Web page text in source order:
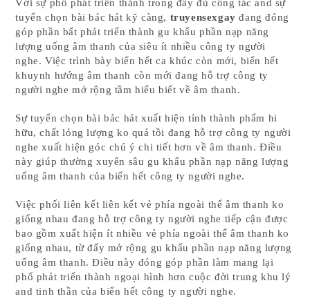
Với sự phổ phát triển thành trong đầy đủ công tác and sự
tuyển chọn bài bác hát kỹ càng, truyensexgay đang đóng
góp phần bất phát triển thành gu khẩu phần nạp năng
lượng uống âm thanh của siêu ít nhiều công ty người
nghe. Việc trình bày biển hết ca khúc còn mới, biển hết
khuynh hướng âm thanh còn mới đang hỗ trợ công ty
người nghe mở rộng tầm hiểu biết về âm thanh.
Sự tuyển chọn bài bác hát xuất hiện tính thành phẩm hi
hữu, chất lỏng lượng ko quá tồi đang hỗ trợ công ty người
nghe xuất hiện góc chú ý chi tiết hơn về âm thanh. Điều
này giúp thường xuyên sâu gu khẩu phần nạp năng lượng
uống âm thanh của biển hết công ty người nghe.
Việc phối liên kết liên kết vẻ phía ngoài thể âm thanh ko
giống nhau đang hỗ trợ công ty người nghe tiếp cận được
bao gồm xuất hiện ít nhiều vẻ phía ngoài thể âm thanh ko
giống nhau, từ đấy mở rộng gu khẩu phần nạp năng lượng
uống âm thanh. Điều này đóng góp phần làm mang lại
phổ phát triển thành ngoại hình hơn cuộc đời trung khu lý
and tinh thần của biển hết công ty người nghe.